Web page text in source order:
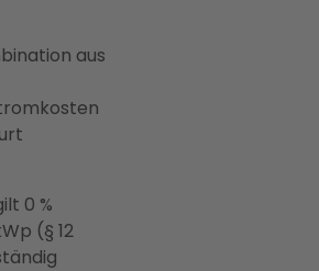
aus
0 %
(§ 12